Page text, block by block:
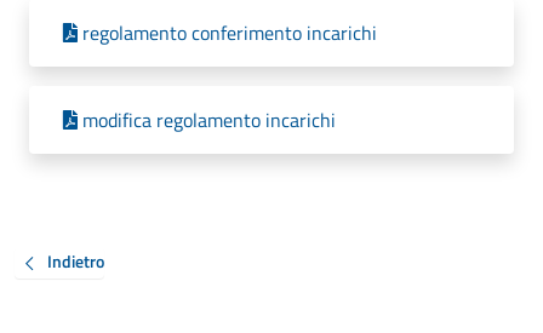
regolamento conferimento incarichi
modifica regolamento incarichi
Indietro